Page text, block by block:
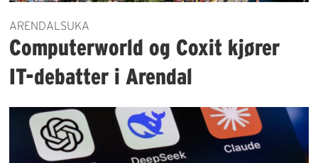
ARENDALSUKA
Computerworld og Coxit kjører
IT-debatter i Arendal